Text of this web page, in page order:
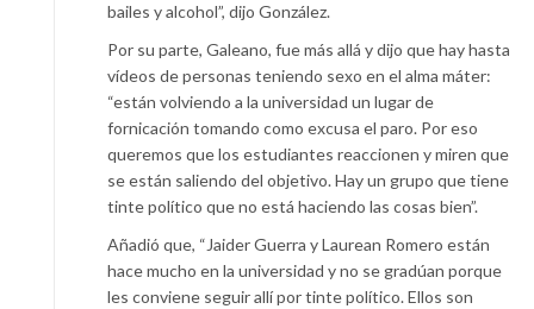
bailes y alcohol”, dijo González.
Por su parte, Galeano, fue más allá y dijo que hay hasta
vídeos de personas teniendo sexo en el alma máter:
“están volviendo a la universidad un lugar de
fornicación tomando como excusa el paro. Por eso
queremos que los estudiantes reaccionen y miren que
se están saliendo del objetivo. Hay un grupo que tiene
tinte político que no está haciendo las cosas bien”.
Añadió que, “Jaider Guerra y Laurean Romero están
hace mucho en la universidad y no se gradúan porque
les conviene seguir allí por tinte político. Ellos son